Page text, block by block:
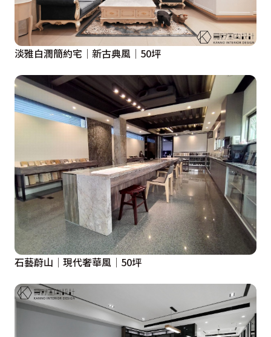
淡雅白潤簡約宅│新古典風│50坪
石藝蔚山│現代奢華風│50坪